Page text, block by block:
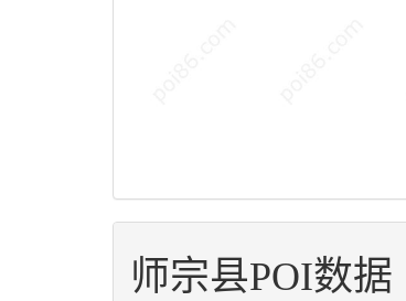
师宗县POI数据